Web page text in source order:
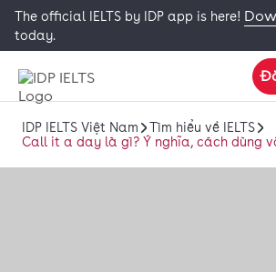
The official IELTS by IDP app is here!
today.
IDP IELTS Việt Nam
Tìm hiểu về IELTS
Call it a day là gì? Ý nghĩa, cách dùng